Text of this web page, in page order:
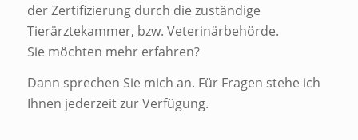
der Zertifizierung durch die zuständige
Tierärztekammer, bzw. Veterinärbehörde.
Sie möchten mehr erfahren?
Dann sprechen Sie mich an. Für Fragen stehe ich
Ihnen jederzeit zur Verfügung.